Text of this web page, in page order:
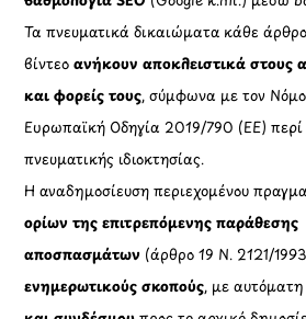
Τα πνευματικά δικαιώματα κάθε
βίντεοανήκουν αποκλειστικά στους
και φορείς τους, σύμφωνα με τον
Ευρωπαϊκή Οδηγία 2019/790 (ΕΕ) περί
πνευματικής ιδιοκτησίας.
Η αναδημοσίευση περιεχομένου
ορίων της επιτρεπόμενης παράθεσης
αποσπασμάτων (άρθρο 19 Ν. 2121/
ενημερωτικούς σκοπούς, με